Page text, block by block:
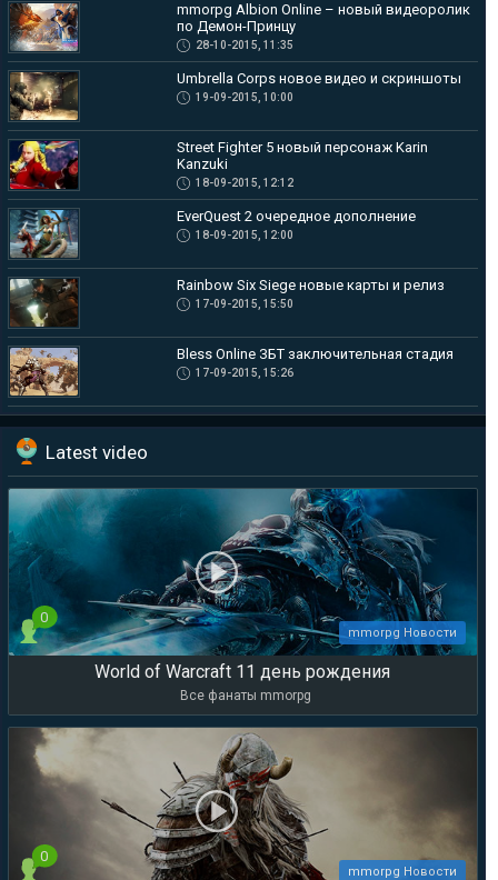
mmorpg Albion Online – новый видеоролик
по Демон-Принцу
28-10-2015, 11:35
Umbrella Corps новое видео и скриншоты
19-09-2015, 10:00
Street Fighter 5 новый персонаж Karin
Kanzuki
18-09-2015, 12:12
EverQuest 2 очередное дополнение
18-09-2015, 12:00
Rainbow Six Siege новые карты и релиз
17-09-2015, 15:50
Bless Online ЗБТ заключительная стадия
17-09-2015, 15:26
Latest video
0
mmorpg Новости
World of Warcraft 11 день рождения
Все фанаты mmorpg
0
mmorpg Новости